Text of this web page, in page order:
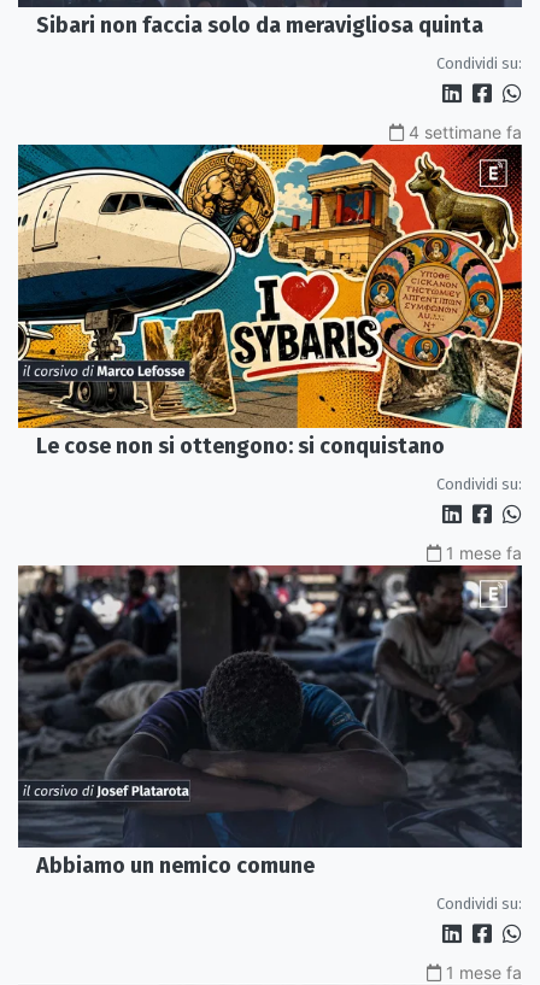
Sibari non faccia solo da meravigliosa quinta
Condividi su:
4 settimane fa
Le cose non si ottengono: si conquistano
Condividi su:
1 mese fa
Abbiamo un nemico comune
Condividi su:
1 mese fa